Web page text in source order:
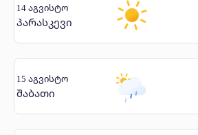
14 აგვისტო
პარასკევი
15 აგვისტო
შაბათი